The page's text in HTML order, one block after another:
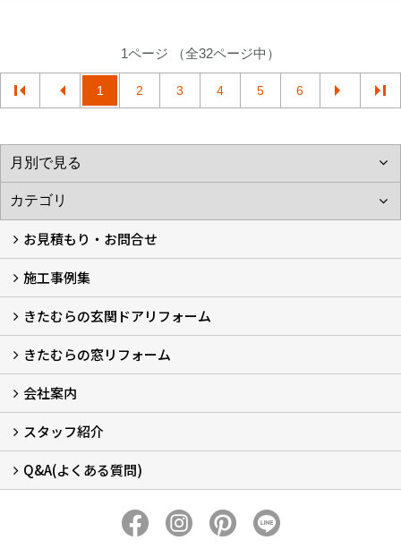
1ページ （全32ページ中）
1 2 3 4 5 6
お見積もり・お問合せ
LINEで概算見積もり
チャットで質問
問い合わせフォームから
オンライン相談
電話で相談
無料現地調査をご希望の方
施工事例集
玄関ドアリフォーム
玄関引戸リフォーム
勝手口ドアリフォーム
窓リフォーム
きたむらの玄関ドアリフォーム
玄関ドアリフォームについて
リシェントについて (23)
・玄関ドアバリエーション (52)
・玄関引戸バリエーション (44)
・勝手口ドアバリエーション (11)
安心の自社施工
無料点検
保証について
価格について
概算見積について (2)
きたむらの窓リフォーム
窓リフォームについて (5)
・内窓設置-LIXILインプラス
・内窓設置-AGCまどまど
・窓交換
・エコガラス交換
・防犯・防災ガラス交換
会社案内
会社概要 (2)
ブログ
アクセス
施工エリア
施工までの流れ
SNSインフォメーション
チャット機能
オンライン打合わせ
補助金について (2)
スタッフ紹介
スタッフ紹介
Q&A(よくある質問)